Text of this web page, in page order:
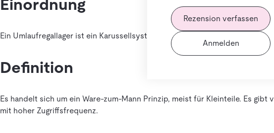
Rezension verfassen
Anmelden
Einordnung
Ein Umlaufregallager ist ein Karussellsystem, bei dem Lagerplätze rotieren
Definition
Es handelt sich um ein Ware-zum-Mann Prinzip, meist für Kleinteile. Es
mit hoher Zugriffsfrequenz.